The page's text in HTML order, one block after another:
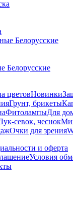
Белорусские
цветовНовинки
Грунт, брикеты
ФитолампыДля
севок, чеснок
Очки для зрения
и оферта
Условия